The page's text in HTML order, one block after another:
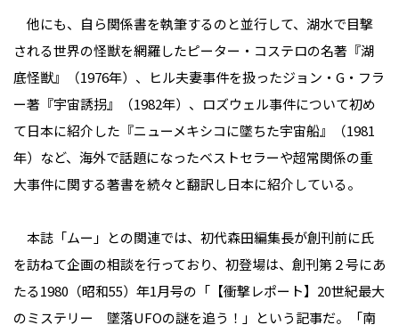
他にも、自ら関係書を執筆するのと並行して、湖水で目撃
される世界の怪獣を網羅したピーター・コステロの名著『湖
底怪獣』（1976年）、ヒル夫妻事件を扱ったジョン・G・フラ
ー著『宇宙誘拐』（1982年）、ロズウェル事件について初め
て日本に紹介した『ニューメキシコに墜ちた宇宙船』（1981
年）など、海外で話題になったベストセラーや超常関係の重
大事件に関する著書を続々と翻訳し日本に紹介している。
本誌「ムー」との関連では、初代森田編集長が創刊前に氏
を訪ねて企画の相談を行っており、初登場は、創刊第２号にあ
たる1980（昭和55）年1月号の「【衝撃レポート】20世紀最大
のミステリー 墜落UFOの謎を追う！」という記事だ。「南